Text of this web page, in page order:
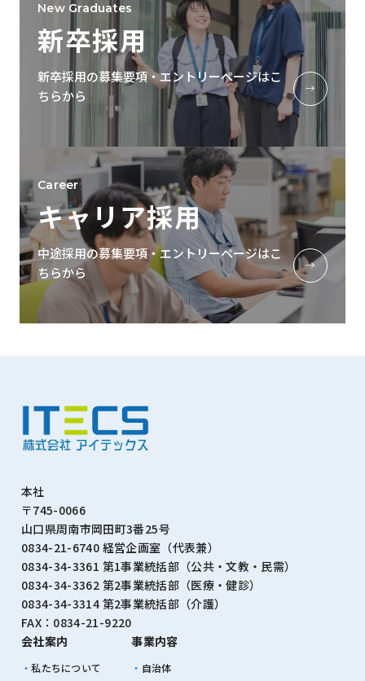
New Graduates
新卒採用
新卒採用の募集要項・エントリーページはこ
ちらから
Career
キャリア採用
中途採用の募集要項・エントリーページはこ
ちらから
本社
〒745-0066
山口県周南市岡田町3番25号
0834-21-6740 経営企画室（代表兼）
0834-34-3361 第1事業統括部（公共・文教・⺠需）
0834-34-3362 第2事業統括部（医療・健診）
0834-34-3314 第2事業統括部（介護）
FAX：0834-21-9220
会社案内
私たちについて
事業内容
自治体